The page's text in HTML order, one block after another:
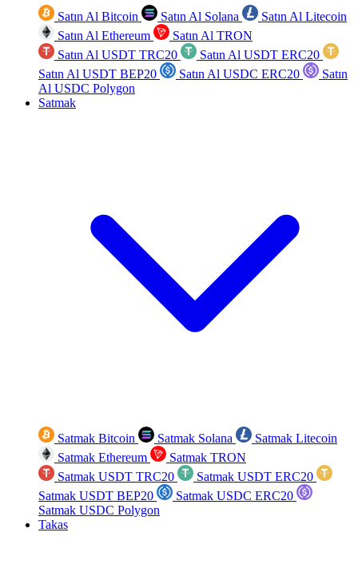
Satın Al Bitcoin Satın Al Solana
Satın Al Litecoin
Satın Al Ethereum
Satın Al TRON
Satın Al USDT TRC20
Satın Al USDT ERC20
Satın Al USDT BEP20
Satın Al USDC ERC20
Satın
Al USDC Polygon
Satmak
Satmak Bitcoin Satmak Solana
Satmak Litecoin
Satmak Ethereum
Satmak TRON
Satmak USDT TRC20
Satmak USDT ERC20
Satmak USDT BEP20
Satmak USDC ERC20
Satmak USDC Polygon
Takas